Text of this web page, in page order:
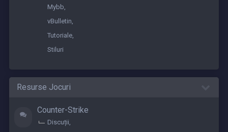
Mybb
vBulletin
Tutoriale
Stiluri
Resurse Jocuri
Counter-Strike
Discuții